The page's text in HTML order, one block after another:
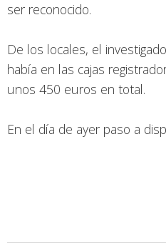
ser reconocido.
De los locales, el
había en las cajas
unos 450 euros en total.
En el día de ayer paso a